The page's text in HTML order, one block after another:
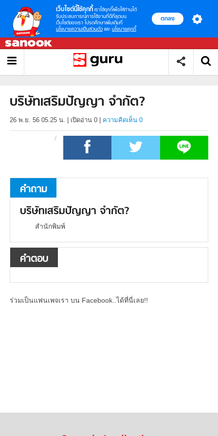
เว็บไซต์นี้ใช้คุกกี้ เราใช้คุกกี้เพื่อให้ท่านได้
รับประสบการณ์การใช้งานที่ดีที่สุดบน
เว็บไซต์ของเรา โปรดศึกษาเพิ่มเติมที่
นโยบายความเป็นส่วนตัว และ นโยบายคุกกี้
ตกลง
บริษัทเสริมปัญญา จำกัต?
26 พ.ย. 56 05.25 น. เปิดอ่าน 0 ความคิดเห็น 0
คำถาม
บริษัทเสริมปัญญา จำกัต?
สำนักพิมพ์
คำตอบ
ร่วมเป็นแฟนเพจเรา บน Facebook..ได้ที่นี่เลย!!